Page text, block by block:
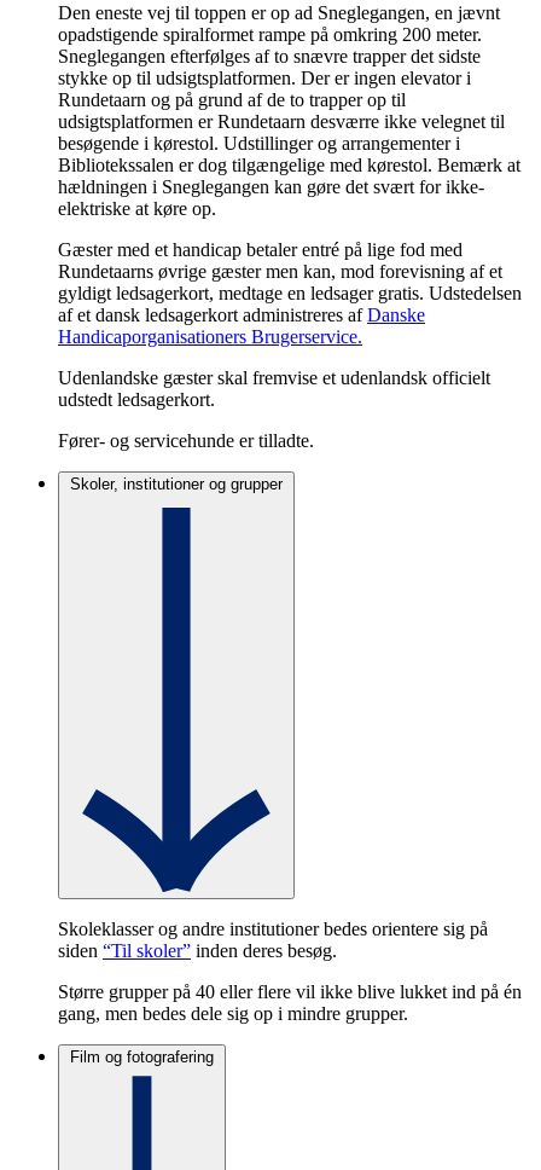
Den eneste vej til toppen er op ad Sneglegangen, en jævnt
opadstigende spiralformet rampe på omkring 200 meter.
Sneglegangen efterfølges af to snævre trapper det sidste
stykke op til udsigtsplatformen. Der er ingen elevator i
Rundetaarn og på grund af de to trapper op til
udsigtsplatformen er Rundetaarn desværre ikke velegnet til
besøgende i kørestol. Udstillinger og arrangementer i
Bibliotekssalen er dog tilgængelige med kørestol. Bemærk at
hældningen i Sneglegangen kan gøre det svært for ikke-
elektriske at køre op.
Gæster med et handicap betaler entré på lige fod med
Rundetaarns øvrige gæster men kan, mod forevisning af et
gyldigt ledsagerkort, medtage en ledsager gratis. Udstedelsen
af et dansk ledsagerkort administreres afDanske
Handicaporganisationers Brugerservice.
Udenlandske gæster skal fremvise et udenlandsk officielt
udstedt ledsagerkort.
Fører- og servicehunde er tilladte.
Skoler, institutioner og grupper
Skoleklasser og andre institutioner bedes orientere sig på
siden “Til skoler” inden deres besøg.
Større grupper på 40 eller flere vil ikke blive lukket ind på én
gang, men bedes dele sig op i mindre grupper.
Film og fotografering